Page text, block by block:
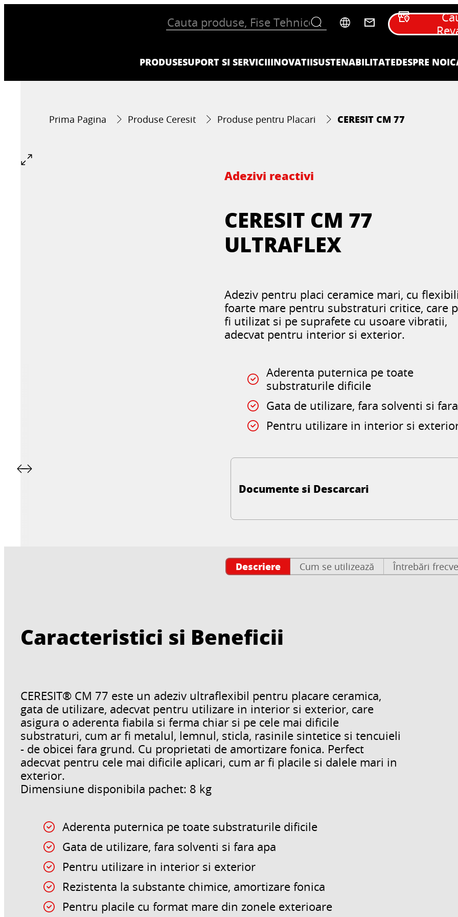
PRODUSESUPORT SI SERVICIIINOVATIISUSTENABILITATEDESPRE NOI
Prima Pagina Produse Ceresit Produse pentru Placari CERESIT CM 77
Adezivi reactivi
CERESIT CM 77
ULTRAFLEX
Adeziv pentru placi ceramice mari, cu
foarte mare pentru substraturi critice, care
fi utilizat si pe suprafete cu usoare vibratii,
adecvat pentru interior si exterior.
Aderenta puternica pe toate
substraturile dificile
Gata de utilizare, fara solventi si
Pentru utilizare in interior si
Documente si Descarcari
Descriere Cum se utilizează Întrebări
Caracteristici si Beneficii
CERESIT® CM 77 este un adeziv ultraflexibil pentru placare ceramica,
gata de utilizare, adecvat pentru utilizare in interior si exterior, care
asigura o aderenta fiabila si ferma chiar si pe cele mai dificile
substraturi, cum ar fi metalul, lemnul, sticla, rasinile sintetice si tencuieli
- de obicei fara grund. Cu proprietati de amortizare fonica. Perfect
adecvat pentru cele mai dificile aplicari, cum ar fi placile si dalele mari in
exterior.
Dimensiune disponibila pachet: 8 kg
Aderenta puternica pe toate substraturile dificile
Gata de utilizare, fara solventi si fara apa
Pentru utilizare in interior si exterior
Rezistenta la substante chimice, amortizare fonica
Pentru placile cu format mare din zonele exterioare